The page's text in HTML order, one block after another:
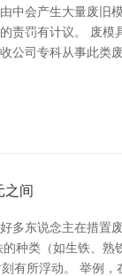
会产生大量废
罚有计议。 废
司专科从事此
之间
东说念主在措置
种类（如生铁、
有所浮动。 举例